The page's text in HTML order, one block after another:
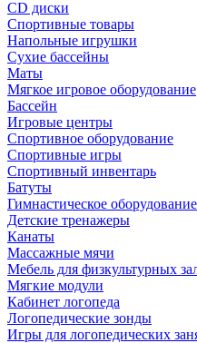
CD диски
Спортивные товары
Напольные игрушки
Сухие бассейны
Маты
Мягкое игровое оборудование
Бассейн
Игровые центры
Спортивное оборудование
Спортивные игры
Спортивный инвентарь
Батуты
Гимнастическое оборудование
Детские тренажеры
Канаты
Массажные мячи
Мебель для физкультурных
Мягкие модули
Кабинет логопеда
Логопедические зонды
Игры для логопедических